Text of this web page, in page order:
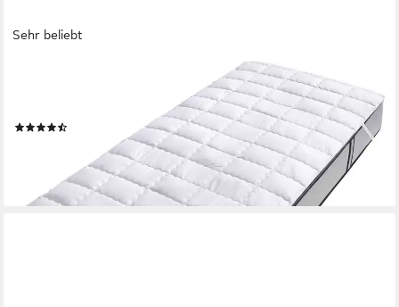
Sehr beliebt
Matratzenauflage TENCEL™ Hervorragender
49,95 €
lieferbar - in 3-4 Werktagen bei dir